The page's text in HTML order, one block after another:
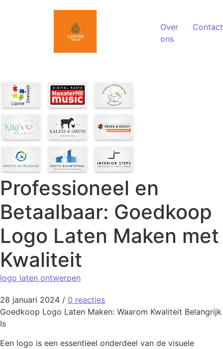
Over
ons
Contact
Professioneel en
Betaalbaar: Goedkoop
Logo Laten Maken met
Kwaliteit
logo laten ontwerpen
28 januari 2024 / 0 reacties
Goedkoop Logo Laten Maken: Waarom Kwaliteit Belangrijk
Is
Een logo is een essentieel onderdeel van de visuele